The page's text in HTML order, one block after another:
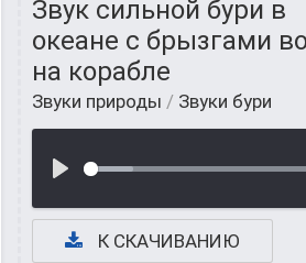
Звук сильной бури в
океане с брызгами
на корабле
Звуки природы / Звуки бури
К СКАЧИВАНИЮ